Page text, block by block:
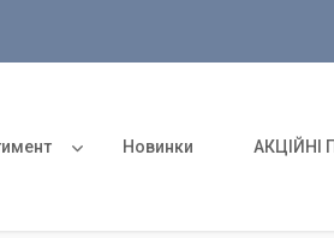
Новинки АКЦІЙНІ